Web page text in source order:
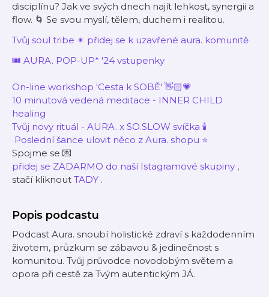
disciplínu? Jak ve svých dnech najít lehkost, synergii a
flow. 🌀 Se svou myslí, tělem, duchem i realitou.
Tvůj soul tribe ✴︎ přidej se k uzavřené aura. komunitě
🎟️ AURA. POP-UP* '24 vstupenky
On-line workshop 'Cesta k SOBĚ' 👋🏻💗
10 minutová vedená meditace - INNER CHILD
healing
Tvůj novy rituál - AURA. x SO.SLOW svíčka 🕯️
Poslední šance ulovit něco z Aura. shopu ⭐️
Spojme se 💌
přidej se ZADARMO do naší Istagramové skupiny ,
stačí kliknout TADY .
Popis podcastu
Podcast Aura. snoubí holistické zdraví s každodenním
životem, průzkum se zábavou & jedinečnost s
komunitou. Tvůj průvodce novodobým světem a
opora při cestě za Tvým autentickým JÁ.